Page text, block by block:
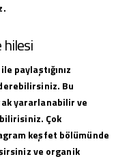
paylaştığınız
Bu
yararlanabilir ve
Çok
keşfet bölümünde
ve organik